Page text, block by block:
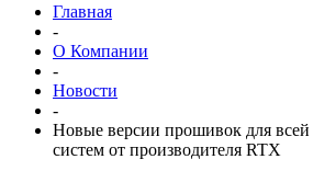
Главная
-
О Компании
-
Новости
-
Новые версии прошивок для
систем от производителя RTX